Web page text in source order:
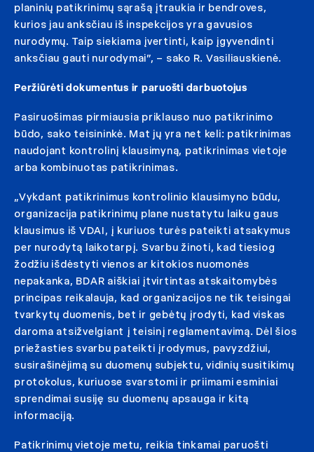
planinių patikrinimų sąrašą įtraukia ir bendroves,
kurios jau anksčiau iš inspekcijos yra gavusios
nurodymų. Taip siekiama įvertinti, kaip įgyvendinti
anksčiau gauti nurodymai”, – sako R. Vasiliauskienė.
Peržiūrėti dokumentus ir paruošti darbuotojus
Pasiruošimas pirmiausia priklauso nuo patikrinimo
būdo, sako teisininkė. Mat jų yra net keli: patikrinimas
naudojant kontrolinį klausimyną, patikrinimas vietoje
arba kombinuotas patikrinimas.
„Vykdant patikrinimus kontrolinio klausimyno būdu,
organizacija patikrinimų plane nustatytu laiku gaus
klausimus iš VDAI, į kuriuos turės pateikti atsakymus
per nurodytą laikotarpį. Svarbu žinoti, kad tiesiog
žodžiu išdėstyti vienos ar kitokios nuomonės
nepakanka, BDAR aiškiai įtvirtintas atskaitomybės
principas reikalauja, kad organizacijos ne tik teisingai
tvarkytų duomenis, bet ir gebėtų įrodyti, kad viskas
daroma atsižvelgiant į teisinį reglamentavimą. Dėl šios
priežasties svarbu pateikti įrodymus, pavyzdžiui,
susirašinėjimą su duomenų subjektu, vidinių susitikimų
protokolus, kuriuose svarstomi ir priimami esminiai
sprendimai susiję su duomenų apsauga ir kitą
informaciją.
Patikrinimų vietoje metu, reikia tinkamai paruošti